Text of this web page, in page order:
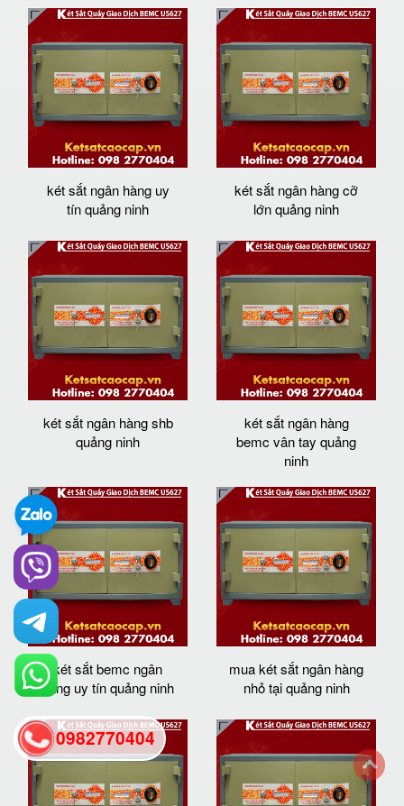
két sắt ngân hàng uy
tín quảng ninh
két sắt ngân hàng cỡ
lớn quảng ninh
két sắt ngân hàng shb
quảng ninh
két sắt ngân hàng
bemc vân tay quảng
ninh
két sắt bemc ngân
hàng uy tín quảng ninh
mua két sắt ngân hàng
nhỏ tại quảng ninh
0982770404
back